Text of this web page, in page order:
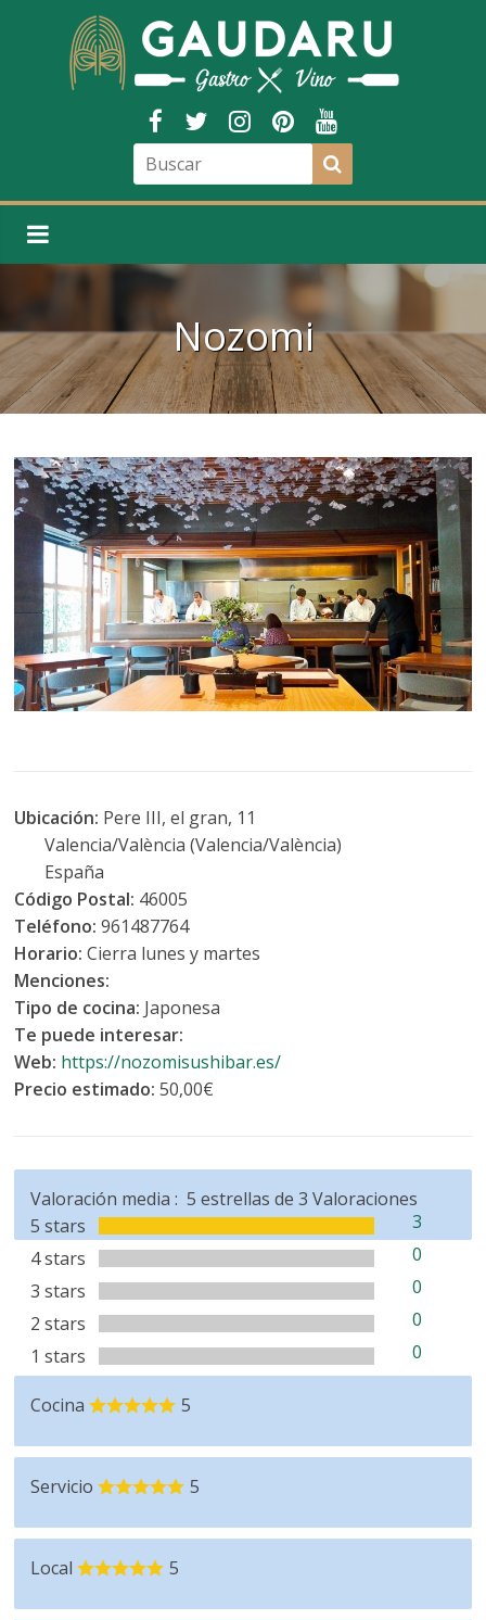
Nozomi
Ubicación: Pere III, el gran, 11
Valencia/València (Valencia/València)
España
Código Postal: 46005
Teléfono:961487764
Horario:Cierra lunes y martes
Menciones:
Tipo de cocina: Japonesa
Te puede interesar:
Web: https://nozomisushibar.es/
Precio estimado:50,00€
Valoración media :
5 stars
3
4 stars
0
3 stars
0
2 stars
0
1 stars
0
5 estrellas de3 Valoraciones
Cocina 5
Servicio 5
Local 5